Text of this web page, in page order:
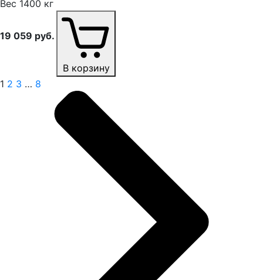
Вес 1400 кг
19 059 руб.
В корзину
1 2 3 … 8